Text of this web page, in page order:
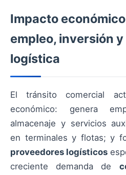
Impacto
empleo, inversión
logística
El tránsito comercial
económico: genera
almacenaje y servicios
en terminales y flotas; y
proveedores logísticos
creciente demanda de